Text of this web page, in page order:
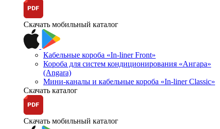
Скачать мобильный каталог
Кабельные короба «In-liner Front»
Короба для систем кондиционирования «Ангара»
(Angara)
Мини-каналы и кабельные короба «In-liner Classic»
Скачать каталог
Скачать мобильный каталог